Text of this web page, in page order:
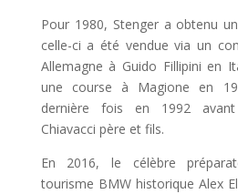
Pour 1980, Stenger a obtenu
celle-ci a été vendue via un
Allemagne à Guido Fillipini en
une course à Magione en
dernière fois en 1992
Chiavacci père et fils.
En 2016, le célèbre
tourisme BMW historique Alex